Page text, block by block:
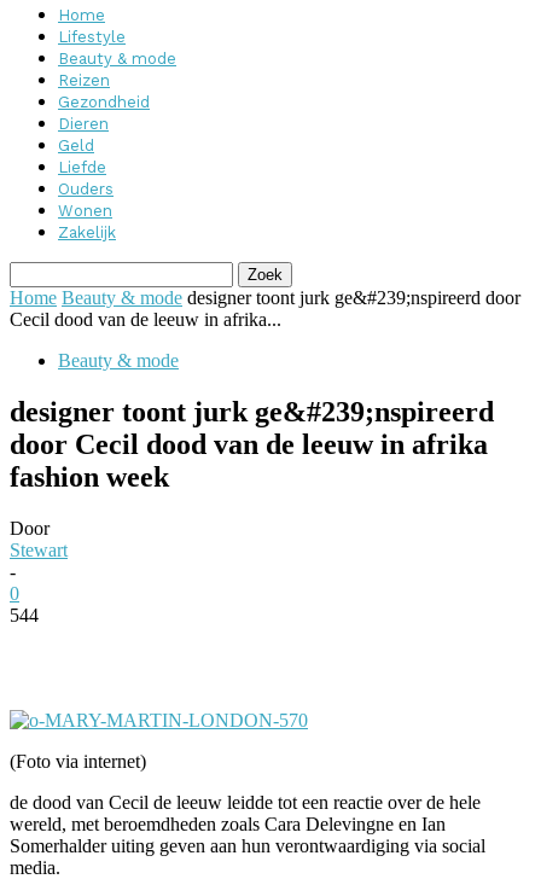
Home
Lifestyle
Beauty & mode
Reizen
Gezondheid
Dieren
Geld
Liefde
Ouders
Wonen
Zakelijk
Home Beauty & mode designer toont jurk ge&#239;nspireerd door
Cecil dood van de leeuw in afrika...
Beauty & mode
designer toont jurk ge&#239;nspireerd
door Cecil dood van de leeuw in afrika
fashion week
Door
Stewart
-
0
544
(Foto via internet)
de dood van Cecil de leeuw leidde tot een reactie over de hele
wereld, met beroemdheden zoals Cara Delevingne en Ian
Somerhalder uiting geven aan hun verontwaardiging via social
media.